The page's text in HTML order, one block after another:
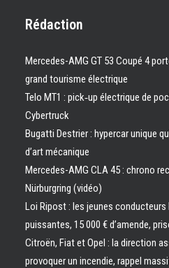
Rédaction
Mercedes-AMG GT 53 Coupé 4
grand tourisme électrique
Telo MT1 : pick‑up électrique de
Cybertruck
Bugatti Destrier : hypercar unique
d’art mécanique
Mercedes-AMG CLA 45 : chrono
Nürburgring (vidéo)
Loi Ripost : les jeunes
puissantes, 15 000 € d’amende,
Citroën, Fiat et Opel : la direction
provoquer un incendie, rappel